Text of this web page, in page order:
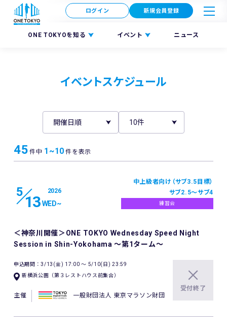
ONE TOKYOを知る イベント ニュース
ログイン 新規会員登録
イベントスケジュール
45 件中 1~10 件を表示
5
13
2026
WED~
中上級者向け（サブ3.5目標）
サブ2.5～サブ4
練習会
＜神奈川開催＞ONE TOKYO Wednesday Speed Night
Session in Shin-Yokohama ～第1ターム～
申込期間：3/13(金) 17:00 〜 5/10(日) 23:59
新横浜公園（第３レストハウス前集合）
主催 一般財団法人 東京マラソン財団
受付終了